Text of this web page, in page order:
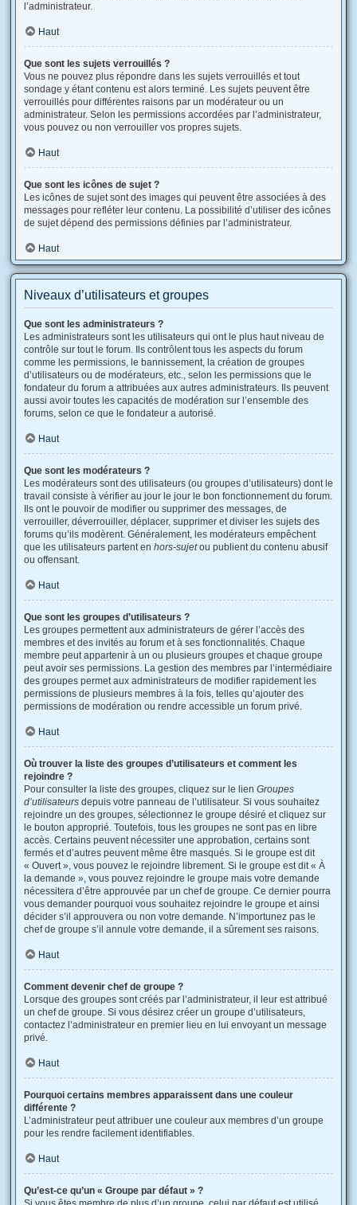
l’administrateur.
Haut
Que sont les sujets verrouillés ?
Vous ne pouvez plus répondre dans les sujets verrouillés et tout
sondage y étant contenu est alors terminé. Les sujets peuvent être
verrouillés pour différentes raisons par un modérateur ou un
administrateur. Selon les permissions accordées par l’administrateur,
vous pouvez ou non verrouiller vos propres sujets.
Haut
Que sont les icônes de sujet ?
Les icônes de sujet sont des images qui peuvent être associées à des
messages pour refléter leur contenu. La possibilité d’utiliser des icônes
de sujet dépend des permissions définies par l’administrateur.
Haut
Niveaux d’utilisateurs et groupes
Que sont les administrateurs ?
Les administrateurs sont les utilisateurs qui ont le plus haut niveau de
contrôle sur tout le forum. Ils contrôlent tous les aspects du forum
comme les permissions, le bannissement, la création de groupes
d’utilisateurs ou de modérateurs, etc., selon les permissions que le
fondateur du forum a attribuées aux autres administrateurs. Ils peuvent
aussi avoir toutes les capacités de modération sur l’ensemble des
forums, selon ce que le fondateur a autorisé.
Haut
Que sont les modérateurs ?
Les modérateurs sont des utilisateurs (ou groupes d’utilisateurs) dont le
travail consiste à vérifier au jour le jour le bon fonctionnement du forum.
Ils ont le pouvoir de modifier ou supprimer des messages, de
verrouiller, déverrouiller, déplacer, supprimer et diviser les sujets des
forums qu’ils modèrent. Généralement, les modérateurs empêchent
que les utilisateurs partent en hors-sujetou publient du contenu abusif
ou offensant.
Haut
Que sont les groupes d’utilisateurs ?
Les groupes permettent aux administrateurs de gérer l’accès des
membres et des invités au forum et à ses fonctionnalités. Chaque
membre peut appartenir à un ou plusieurs groupes et chaque groupe
peut avoir ses permissions. La gestion des membres par l’intermédiaire
des groupes permet aux administrateurs de modifier rapidement les
permissions de plusieurs membres à la fois, telles qu’ajouter des
permissions de modération ou rendre accessible un forum privé.
Haut
Où trouver la liste des groupes d’utilisateurs et comment les
rejoindre ?
Pour consulter la liste des groupes, cliquez sur le lien Groupes
d’utilisateurs depuis votre panneau de l’utilisateur. Si vous souhaitez
rejoindre un des groupes, sélectionnez le groupe désiré et cliquez sur
le bouton approprié. Toutefois, tous les groupes ne sont pas en libre
accès. Certains peuvent nécessiter une approbation, certains sont
fermés et d’autres peuvent même être masqués. Si le groupe est dit
« Ouvert », vous pouvez le rejoindre librement. Si le groupe est dit « À
la demande », vous pouvez rejoindre le groupe mais votre demande
nécessitera d’être approuvée par un chef de groupe. Ce dernier pourra
vous demander pourquoi vous souhaitez rejoindre le groupe et ainsi
décider s’il approuvera ou non votre demande. N’importunez pas le
chef de groupe s’il annule votre demande, il a sûrement ses raisons.
Haut
Comment devenir chef de groupe ?
Lorsque des groupes sont créés par l’administrateur, il leur est attribué
un chef de groupe. Si vous désirez créer un groupe d’utilisateurs,
contactez l’administrateur en premier lieu en lui envoyant un message
privé.
Haut
Pourquoi certains membres apparaissent dans une couleur
différente ?
L’administrateur peut attribuer une couleur aux membres d’un groupe
pour les rendre facilement identifiables.
Haut
Qu’est-ce qu’un « Groupe par défaut » ?